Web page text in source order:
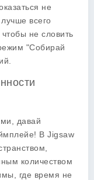
не
всего
не словить
"Собирай
давай
В Jigsaw
количеством
где время не